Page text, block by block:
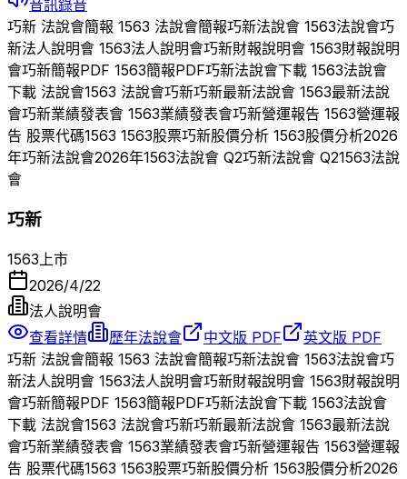
音訊錄音
巧新 法說會簡報 1563 法說會簡報巧新法說會 1563法說會巧
新法人說明會 1563法人說明會巧新財報說明會 1563財報說明
會巧新簡報PDF 1563簡報PDF巧新法說會下載 1563法說會
下載 法說會1563 法說會巧新巧新最新法說會 1563最新法說
會巧新業績發表會 1563業績發表會巧新營運報告 1563營運報
告 股票代碼1563 1563股票巧新股價分析 1563股價分析2026
年巧新法說會2026年1563法說會 Q2巧新法說會 Q21563法說
會
巧新
1563上市
2026/4/22
法人說明會
查看詳情
歷年法說會 中文版 PDF
英文版 PDF
巧新 法說會簡報 1563 法說會簡報巧新法說會 1563法說會巧
新法人說明會 1563法人說明會巧新財報說明會 1563財報說明
會巧新簡報PDF 1563簡報PDF巧新法說會下載 1563法說會
下載 法說會1563 法說會巧新巧新最新法說會 1563最新法說
會巧新業績發表會 1563業績發表會巧新營運報告 1563營運報
告 股票代碼1563 1563股票巧新股價分析 1563股價分析2026